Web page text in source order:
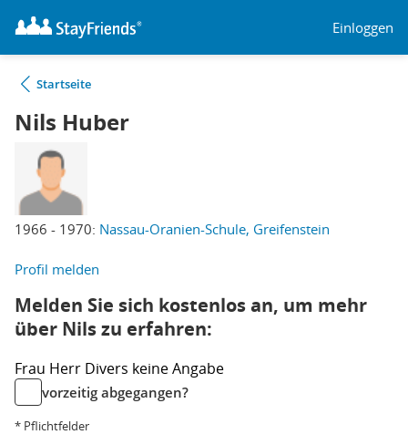
Einloggen
Startseite
Nils Huber
1966 - 1970: Nassau-Oranien-Schule, Greifenstein
Profil melden
Melden Sie sich kostenlos an, um mehr
über Nils zu erfahren:
Frau Herr Divers keine Angabe
vorzeitig abgegangen?
* Pflichtfelder